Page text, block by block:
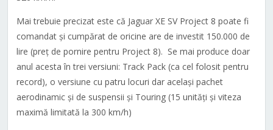
Mai trebuie precizat este că Jaguar XE SV Project 8 poate fi
comandat și cumpărat de oricine are de investit 150.000 de
lire (preț de pornire pentru Project 8). Se mai produce doar
anul acesta în trei versiuni: Track Pack (ca cel folosit pentru
record), o versiune cu patru locuri dar același pachet
aerodinamic și de suspensii și Touring (15 unități și viteza
maximă limitată la 300 km/h)